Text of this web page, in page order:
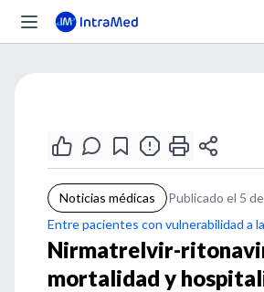
Noticias médicas
Publicado el 5
Entre pacientes con vulnerabilidad a
Nirmatrelvir-
mortalidad y